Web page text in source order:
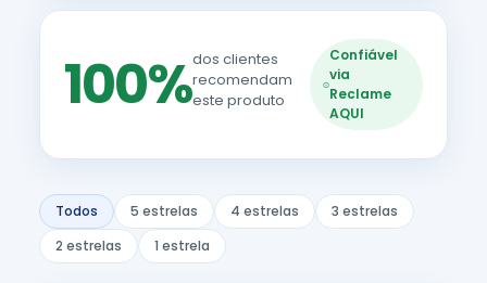
100%dos clientes
recomendam
este produto
Confiável
via
Reclame
AQUI
Todos 5 estrelas 4 estrelas
3 estrelas
2 estrelas
1 estrela